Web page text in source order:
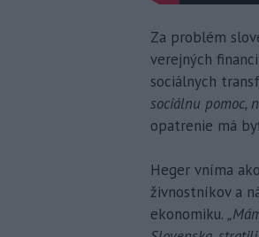
Za problém
verejných
sociálnych
sociálnu pomoc,
opatrenie má
Heger vníma
živnostníkov a
ekonomiku.